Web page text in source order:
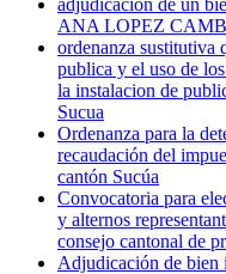
ANA LOPEZ
ordenanza sustitutiva
publica y el uso de
la instalacion de
Sucua
Ordenanza para la
recaudación del
cantón Sucúa
Convocatoria para
y alternos
consejo cantonal de
Adjudicación de bien